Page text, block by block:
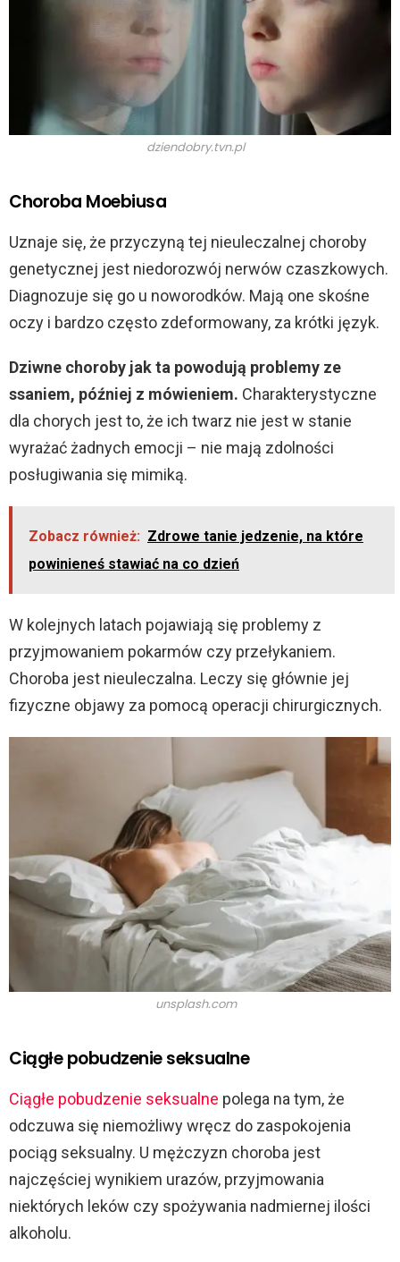
dziendobry.tvn.pl
Choroba Moebiusa
Uznaje się, że przyczyną tej nieuleczalnej choroby
genetycznej jest niedorozwój nerwów czaszkowych.
Diagnozuje się go u noworodków. Mają one skośne
oczy i bardzo często zdeformowany, za krótki język.
Dziwne choroby jak ta powodują problemy ze
ssaniem, później z mówieniem. Charakterystyczne
dla chorych jest to, że ich twarz nie jest w stanie
wyrażać żadnych emocji – nie mają zdolności
posługiwania się mimiką.
Zobacz również: Zdrowe tanie jedzenie, na które
powinieneś stawiać na co dzień
W kolejnych latach pojawiają się problemy z
przyjmowaniem pokarmów czy przełykaniem.
Choroba jest nieuleczalna. Leczy się głównie jej
fizyczne objawy za pomocą operacji chirurgicznych.
unsplash.com
Ciągłe pobudzenie seksualne
Ciągłe pobudzenie seksualne polega na tym, że
odczuwa się niemożliwy wręcz do zaspokojenia
pociąg seksualny. U mężczyzn choroba jest
najczęściej wynikiem urazów, przyjmowania
niektórych leków czy spożywania nadmiernej ilości
alkoholu.